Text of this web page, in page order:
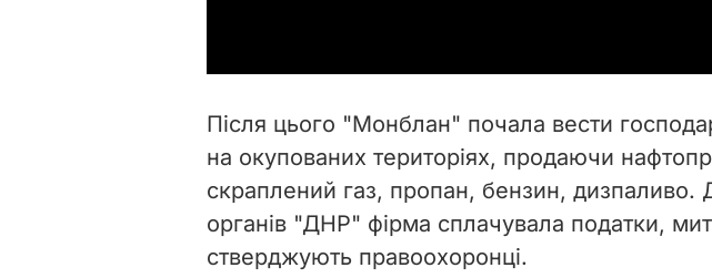
i
d
Після цього "Монблан" почала вести
на окупованих територіях, продаючи
скраплений газ, пропан, бензин, дизпаливо.
органів "ДНР" фірма сплачувала податки,
стверджують правоохоронці.